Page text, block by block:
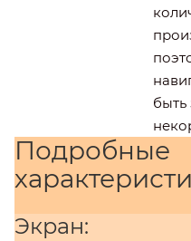
быть
Подробные
Экран: